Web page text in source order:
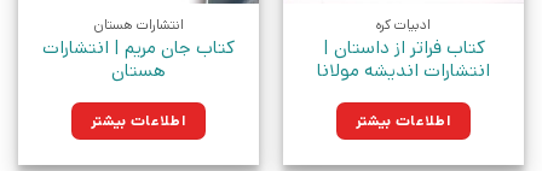
ادبیات کره
کتاب فراتر از داستان |
انتشارات اندیشه مولانا
اطلاعات بیشتر
انتشارات هستان
کتاب جان مریم | انتشارات
هستان
اطلاعات بیشتر